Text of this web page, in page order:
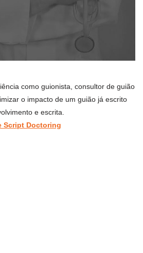
como guionista, consultor de guião
o impacto de um guião já escrito
e escrita.
Script Doctoring